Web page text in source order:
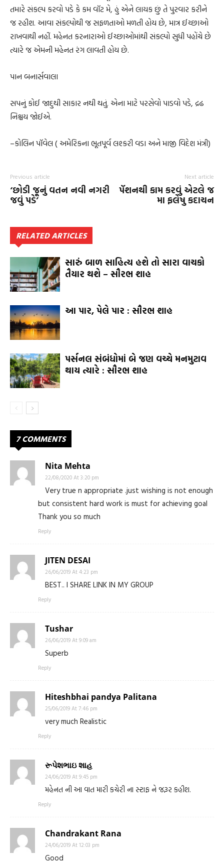
તમારે સંકલ્પ કરવો પડે કે કમ વૉટ મે, હું એને લાયક છું તે પુરવાર કરીને
જ રહીશ. આવા સંકલ્પોથી જ સફળતાઓ મળતી હોય છે, માત્ર ઈચ્છાઓ
રાખવાથી નહીં. મહેનત કરનારાઓ ઈચ્છાઓમાંથી સંકલ્પો સુધી પહોંચે છે
ત્યારે જ એમની મહેનત રંગ લાવતી હોય છે.
પાન બનાર્સવાલા
સપનું કોઈ જાદુથી સાકાર નથી થતું. એના માટે પરસેવો પાડવો પડે, દ્રઢ
નિશ્ચય જોઈએ.
–કોલિન પૉવેલ ( અમેરિકના ભૂતપૂર્વ લશ્કરી વડા અને માજી વિદેશ મંત્રી)
Previous article
‘છોડી જૂનું વતન નવી નગરી
જવું પડે’
Next article
પૅશનથી કામ કરવું એટલે જ
મા ફલેષુ કદાચન
RELATED ARTICLES
સારું બાળ સાહિત્ય હશે તો સારા વાચકો
તૈયાર થશે – સૌરભ શાહ
આ પાર, પેલે પાર : સૌરભ શાહ
પર્સનલ સંબંધોમાં બે જણ વચ્ચે મનમુટાવ
થાય ત્યારે : સૌરભ શાહ
7 COMMENTS
Nita Mehta
22/08/2020 At 3:20 pm
Very true n appropriate .just wishing is not enough
but consistent hard work is must for achieving goal
Thank you so much
Reply
JITEN DESAI
26/06/2019 At 4:23 pm
BEST.. I SHARE LINK IN MY GROUP
Reply
Tushar
26/06/2019 At 9:09 am
Superb
Reply
Hiteshbhai pandya Palitana
25/06/2019 At 7:46 pm
very much Realistic
Reply
રૂપેશભાઇ શાહ
24/06/2019 At 9:45 pm
મહેનત ની આ વાત મારી કચેરી ના સ્ટાફ ને જરૂર કહીશ.
Reply
Chandrakant Rana
24/06/2019 At 12:03 pm
Good